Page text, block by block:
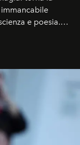
e poesia.
verso la volta